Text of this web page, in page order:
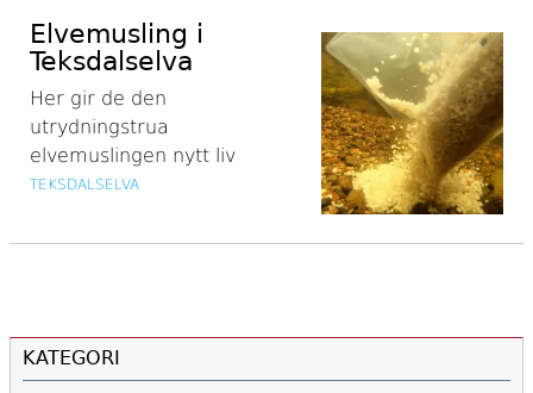
Elvemusling i
Teksdalselva
Her gir de den
utrydningstrua
elvemuslingen nytt liv
TEKSDALSELVA
KATEGORI